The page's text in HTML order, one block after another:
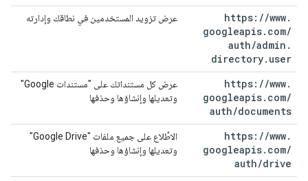
https: //www.
googleapis. com/
auth/admin .
directory. user
عرض تزويد المستخدمين في نطاقك وإدارته
https: //www.
googleapis. com/
auth/documents
عرض كل مستنداتك على "مستندات Google"
وتعديلها وإنشاؤها وحذفها
https: //www.
googleapis. com/
auth/drive
الاطِّلاع على جميع ملفات "Google Drive"
وتعديلها وإنشاؤها وحذفها